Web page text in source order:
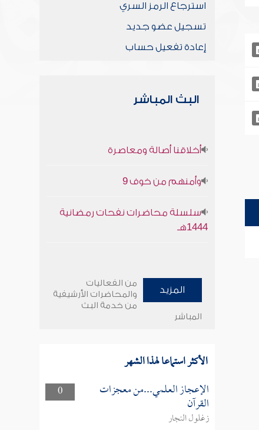
استرجاع الرمز السري
تسجيل عضو جديد
إعادة تفعيل حساب
البث المباشر
أخلاقنا أصالة ومعاصرة
وأمنهم من خوف 9
سلسلة محاضرات نفحات رمضانية
1444هـ
المزيد
من الفعاليات
والمحاضرات الأرشيفية
من خدمة البث
المباشر
الأكثر استماعا لهذا الشهر
0 الإعجاز العلمي...من معجزات
القرآن
زغلول النجار